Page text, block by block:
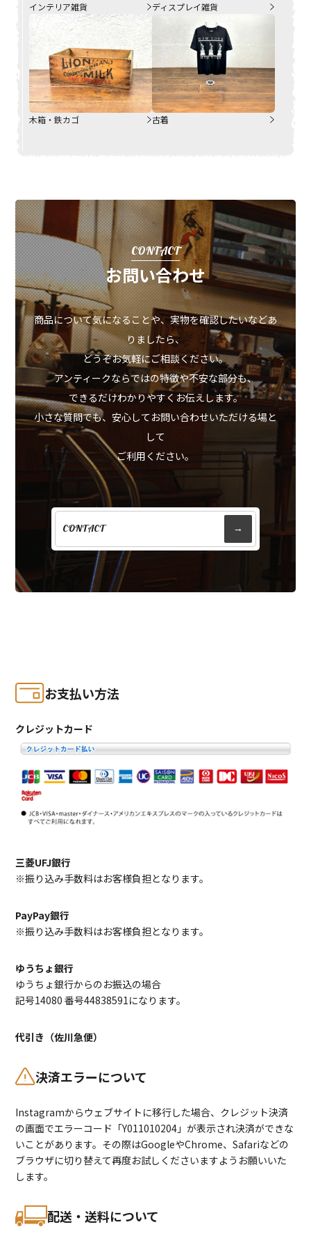
インテリア雑貨 ディスプレイ雑貨
木箱・鉄カゴ 古着
CONTACT
お問い合わせ
商品について気になることや、実物を確認したいなどあ
りましたら、
どうぞお気軽にご相談ください。
アンティークならではの特徴や不安な部分も、
できるだけわかりやすくお伝えします。
小さな質問でも、安心してお問い合わせいただける場と
して
ご利用ください。
CONTACT →
お支払い方法
クレジットカード
三菱UFJ銀行
※振り込み手数料はお客様負担となります。
PayPay銀行
※振り込み手数料はお客様負担となります。
ゆうちょ銀行
ゆうちょ銀行からのお振込の場合
記号14080 番号44838591になります。
代引き（佐川急便）
決済エラーについて
Instagramからウェブサイトに移行した場合、クレジット決済
の画面でエラーコード「Y011010204」が表示され決済ができな
いことがあります。その際はGoogleやChrome、Safariなどの
ブラウザに切り替えて再度お試しくださいますようお願いいた
します。
配送・送料について